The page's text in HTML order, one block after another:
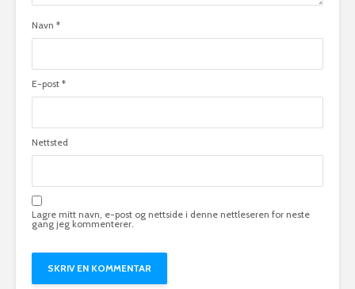
Navn *
E-post *
Nettsted
Lagre mitt navn, e-post og nettside i denne nettleseren for neste
gang jeg kommenterer.